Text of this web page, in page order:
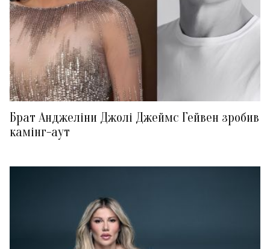
Брат Анджеліни Джолі Джеймс Гейвен зробив
камінг-аут